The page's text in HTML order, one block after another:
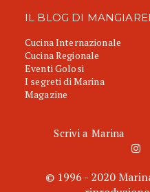
IL BLOG DI
Cucina Internazionale
Cucina Regionale
Eventi Golosi
I segreti di Marina
Magazine
Scrivi a Marina
© 1996 - 2020